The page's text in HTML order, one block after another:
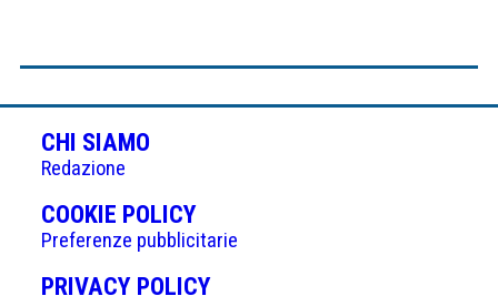
CHI SIAMO
Redazione
COOKIE POLICY(APRE
IN
UNA
Preferenze pubblicitarie
PRIVACY POLICY(APRE